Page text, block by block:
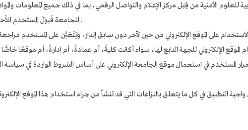
للعلوم الأمنية من قِبَل مركز الإعلام والتواصل الرقمي، بما في ذلك جميع المعلومات
للجامعة قَبولَ المستخدمِ للأحكام الواردة في سياسة الخصوصية والاستخدام .
الاستخدام على الموقع الإلكتروني من حين لآخر دون سابق إنذار، وَيَتَعَيَّن على المستخدم
الإلكتروني للجهة التابع لها، سواء أكانت كليةً، أم عمادةً، أم إدارةً، أم موقعًا
المستخدم في استعمال موقع الجامعة الإلكتروني على أساس الشروط الواردة في
واجبة التطبيق في كل ما يتعلق بالنزاعات التي قد تنشأ من جراء استخدام هذا الموقع